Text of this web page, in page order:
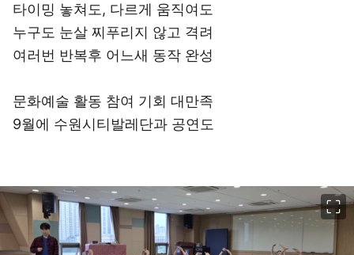
타이밍 놓쳐도, 다르게 움직여도
누구도 눈살 찌푸리지 않고 격려
여러번 반복후 어느새 동작 완성
문화예술 활동 참여 기회 대만족
9월에 수원시티발레단과 공연도